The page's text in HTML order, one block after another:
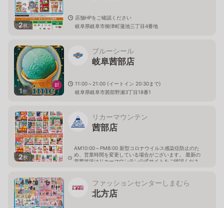
2枚
店舗HPをご確認ください
岐阜県岐阜市柳津町蓮池三丁目4番地
1枚
ブルーシール
岐阜茜部店
11:00～21:00 (イートイン 20:30まで)
岐阜県岐阜市茜部野瀬3丁目18番1
2枚
リカーマウンテン
茜部店
AM10:00～PM8:00 新型コロナウイルス感染症防止のた
め、営業時間を変更している場合がございます。 最新の
営業状況はリカーマウンテン公式サイトをご確認くださ
ファッションセンターしまむら
北方店